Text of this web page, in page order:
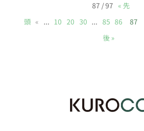
87 / 97 « 先
頭 « ... 10 20 30 ... 85 86 87
後 »